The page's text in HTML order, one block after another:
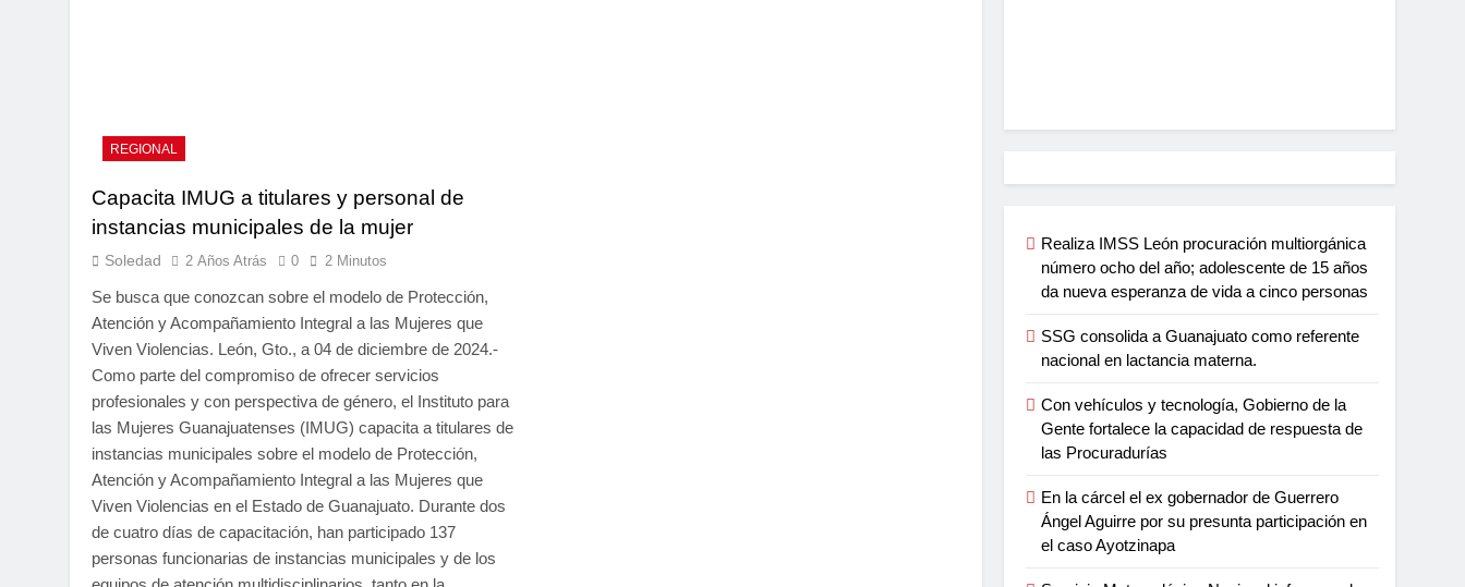
REGIONAL
Capacita IMUG a titulares y personal de
instancias municipales de la mujer
Soledad 2 Años Atrás 0 2 Minutos
Se busca que conozcan sobre el modelo de Protección,
Atención y Acompañamiento Integral a las Mujeres que
Viven Violencias. León, Gto., a 04 de diciembre de 2024.-
Como parte del compromiso de ofrecer servicios
profesionales y con perspectiva de género, el Instituto para
las Mujeres Guanajuatenses (IMUG) capacita a titulares de
instancias municipales sobre el modelo de Protección,
Atención y Acompañamiento Integral a las Mujeres que
Viven Violencias en el Estado de Guanajuato. Durante dos
de cuatro días de capacitación, han participado 137
personas funcionarias de instancias municipales y de los
Realiza IMSS León procuración multiorgánica
número ocho del año; adolescente de 15 años
da nueva esperanza de vida a cinco personas
SSG consolida a Guanajuato como referente
nacional en lactancia materna.
Con vehículos y tecnología, Gobierno de la
Gente fortalece la capacidad de respuesta de
las Procuradurías
En la cárcel el ex gobernador de Guerrero
Ángel Aguirre por su presunta participación en
el caso Ayotzinapa